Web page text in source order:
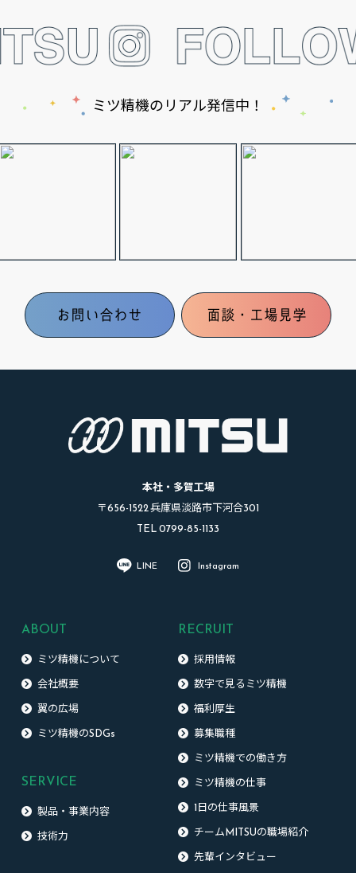
ミツ精機のリアル発信中！
お問い合わせ 面談・工場見学
本社・多賀工場
〒656-1522 兵庫県淡路市下河合301
TEL 0799-85-1133
LINE Instagram
ABOUT
ミツ精機について
会社概要
翼の広場
ミツ精機のSDGs
SERVICE
製品・事業内容
技術力
RECRUIT
採用情報
数字で見るミツ精機
福利厚生
募集職種
ミツ精機での働き方
ミツ精機の仕事
1日の仕事風景
チームMITSUの職場紹介
先輩インタビュー